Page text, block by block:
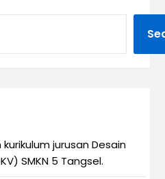
jurusan Desain
SMKN 5 Tangsel.